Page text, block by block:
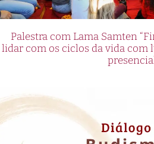
Palestra com Lama Samten
lidar com os ciclos da vida com